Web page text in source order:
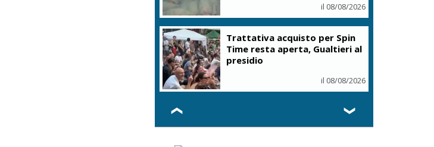
il 08/08/2026
Trattativa acquisto per Spin
Time resta aperta, Gualtieri al
presidio
il 08/08/2026
❮ ❯